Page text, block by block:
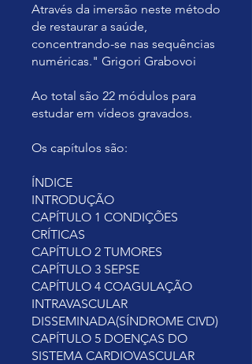
Através da imersão neste método
de restaurar a saúde,
concentrando-se nas sequências
numéricas." Grigori Grabovoi
Ao total são 22 módulos para
estudar em vídeos gravados.
Os capítulos são:
ÍNDICE
INTRODUÇÃO
CAPÍTULO 1 CONDIÇÕES
CRÍTICAS
CAPÍTULO 2 TUMORES
CAPÍTULO 3 SEPSE
CAPÍTULO 4 COAGULAÇÃO
INTRAVASCULAR
DISSEMINADA(SÍNDROME CIVD)
CAPÍTULO 5 DOENÇAS DO
SISTEMA CARDIOVASCULAR